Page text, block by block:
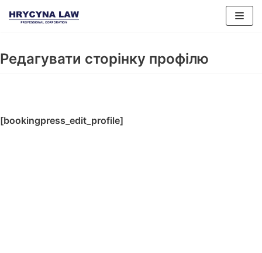
Перейти
Редагувати сторінку профілю
[bookingpress_edit_profile]